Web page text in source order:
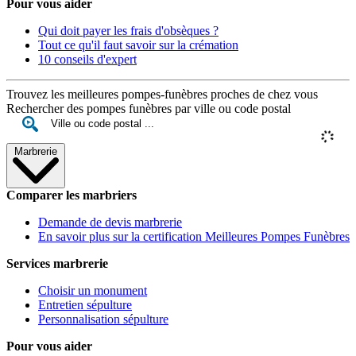
Pour vous aider
Qui doit payer les frais d'obsèques ?
Tout ce qu'il faut savoir sur la crémation
10 conseils d'expert
Trouvez les meilleures pompes-funèbres proches de chez vous
Rechercher des pompes funèbres par ville ou code postal
Marbrerie
Comparer les marbriers
Demande de devis marbrerie
En savoir plus sur la certification Meilleures Pompes Funèbres
Services marbrerie
Choisir un monument
Entretien sépulture
Personnalisation sépulture
Pour vous aider